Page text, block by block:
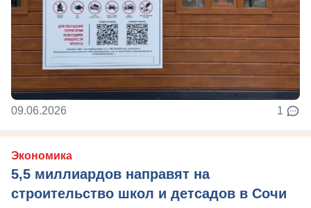
09.06.2026 1
Экономика
5,5 миллиардов направят на
строительство школ и детсадов в Сочи